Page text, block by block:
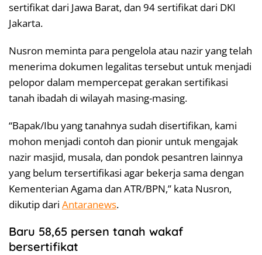
sertifikat dari Jawa Barat, dan 94 sertifikat dari DKI
Jakarta.
Nusron meminta para pengelola atau nazir yang telah
menerima dokumen legalitas tersebut untuk menjadi
pelopor dalam mempercepat gerakan sertifikasi
tanah ibadah di wilayah masing-masing.
“Bapak/Ibu yang tanahnya sudah disertifikan, kami
mohon menjadi contoh dan pionir untuk mengajak
nazir masjid, musala, dan pondok pesantren lainnya
yang belum tersertifikasi agar bekerja sama dengan
Kementerian Agama dan ATR/BPN,” kata Nusron,
dikutip dari Antaranews.
Baru 58,65 persen tanah wakaf
bersertifikat